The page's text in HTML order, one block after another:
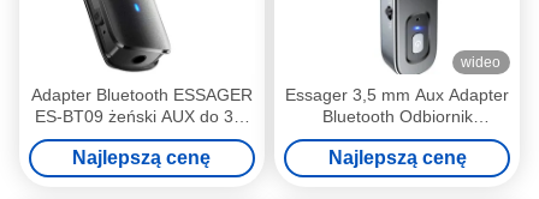
Adapter Bluetooth ESSAGER
ES-BT09 żeński AUX do 3,5
mm 110mAh
Najlepszą cenę
wideo
Essager 3,5 mm Aux Adapter
Bluetooth Odbiornik
Przekaźnik bezprzewodowy
Najlepszą cenę